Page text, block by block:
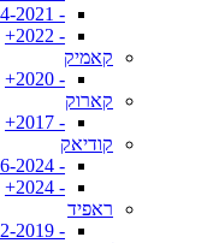
- 2014-2021
- 2022+
קאמיק
- 2020+
קארוק
- 2017+
קודיאק
- 2016-2024
- 2024+
ראפיד
- 2012-2019